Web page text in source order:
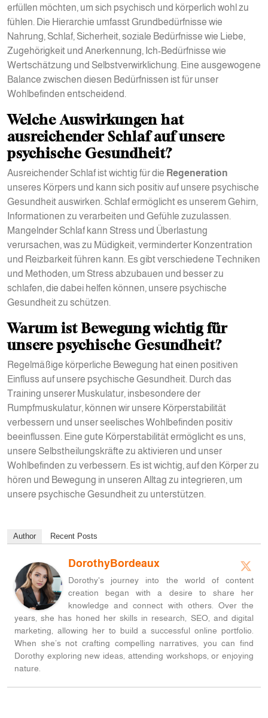
erfüllen möchten, um sich psychisch und körperlich wohl zu
fühlen. Die Hierarchie umfasst Grundbedürfnisse wie
Nahrung, Schlaf, Sicherheit, soziale Bedürfnisse wie Liebe,
Zugehörigkeit und Anerkennung, Ich-Bedürfnisse wie
Wertschätzung und Selbstverwirklichung. Eine ausgewogene
Balance zwischen diesen Bedürfnissen ist für unser
Wohlbefinden entscheidend.
Welche Auswirkungen hat
ausreichender Schlaf auf unsere
psychische Gesundheit?
Ausreichender Schlaf ist wichtig für die Regeneration
unseres Körpers und kann sich positiv auf unsere psychische
Gesundheit auswirken. Schlaf ermöglicht es unserem Gehirn,
Informationen zu verarbeiten und Gefühle zuzulassen.
Mangelnder Schlaf kann Stress und Überlastung
verursachen, was zu Müdigkeit, verminderter Konzentration
und Reizbarkeit führen kann. Es gibt verschiedene Techniken
und Methoden, um Stress abzubauen und besser zu
schlafen, die dabei helfen können, unsere psychische
Gesundheit zu schützen.
Warum ist Bewegung wichtig für
unsere psychische Gesundheit?
Regelmäßige körperliche Bewegung hat einen positiven
Einfluss auf unsere psychische Gesundheit. Durch das
Training unserer Muskulatur, insbesondere der
Rumpfmuskulatur, können wir unsere Körperstabilität
verbessern und unser seelisches Wohlbefinden positiv
beeinflussen. Eine gute Körperstabilität ermöglicht es uns,
unsere Selbstheilungskräfte zu aktivieren und unser
Wohlbefinden zu verbessern. Es ist wichtig, auf den Körper zu
hören und Bewegung in unseren Alltag zu integrieren, um
unsere psychische Gesundheit zu unterstützen.
Author Recent Posts
DorothyBordeaux
Dorothy's journey into the world of content
creation began with a desire to share her
knowledge and connect with others. Over the
years, she has honed her skills in research, SEO, and digital
marketing, allowing her to build a successful online portfolio.
When she’s not crafting compelling narratives, you can find
Dorothy exploring new ideas, attending workshops, or enjoying
nature.